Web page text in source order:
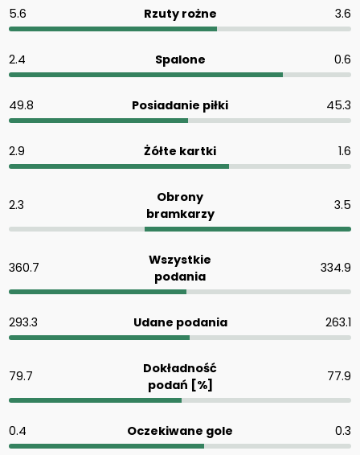
5.6 Rzuty rożne 3.6
2.4 Spalone 0.6
49.8 Posiadanie piłki 45.3
2.9 Żółte kartki 1.6
2.3
Obrony
bramkarzy
3.5
360.7
Wszystkie
podania
334.9
293.3 Udane podania 263.1
79.7
Dokładność
podań [%]
77.9
0.4 Oczekiwane gole 0.3